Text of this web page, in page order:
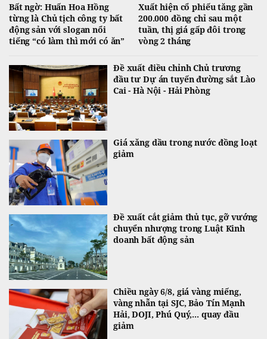
Bất ngờ: Huấn Hoa Hồng
từng là Chủ tịch công ty bất
động sản với slogan nổi
tiếng “có làm thì mới có ăn”
Xuất hiện cổ phiếu tăng gần
200.000 đồng chỉ sau một
tuần, thị giá gấp đôi trong
vòng 2 tháng
Đề xuất điều chỉnh Chủ trương
đầu tư Dự án tuyến đường sắt Lào
Cai - Hà Nội - Hải Phòng
Giá xăng dầu trong nước đồng loạt
giảm
Đề xuất cắt giảm thủ tục, gỡ vướng
chuyển nhượng trong Luật Kinh
doanh bất động sản
Chiều ngày 6/8, giá vàng miếng,
vàng nhẫn tại SJC, Bảo Tín Mạnh
Hải, DOJI, Phú Quý,... quay đầu
giảm